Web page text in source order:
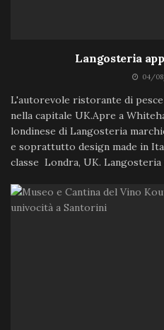
Langosteria
04/
L'autorevole ristorante di
nella capitale UK.Apre a
londinese di Langosteria
e soprattutto design made in
classe Londra, UK. Langosteria